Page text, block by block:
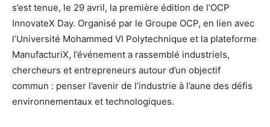
s’est tenue, le 29 avril, la première édition de l’OCP
InnovateX Day. Organisé par le Groupe OCP, en lien avec
l’Université Mohammed VI Polytechnique et la plateforme
ManufacturiX, l’événement a rassemblé industriels,
chercheurs et entrepreneurs autour d’un objectif
commun : penser l’avenir de l’industrie à l’aune des défis
environnementaux et technologiques.